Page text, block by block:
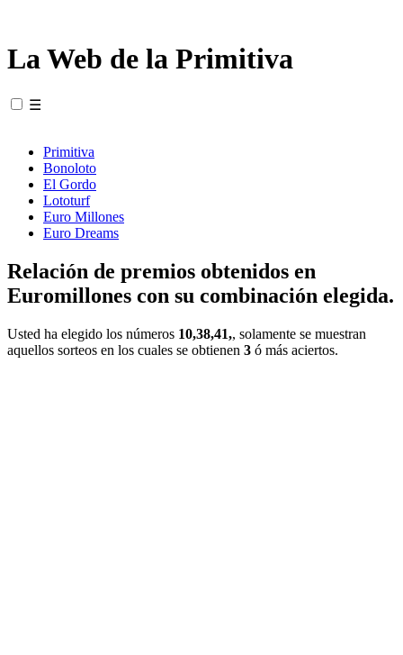
La Web de la Primitiva
☰
Primitiva
Bonoloto
El Gordo
Lototurf
Euro Millones
Euro Dreams
Relación de premios obtenidos en
Euromillones con su combinación elegida.
Usted ha elegido los números 10,38,41,, solamente se muestran
aquellos sorteos en los cuales se obtienen 3 ó más aciertos.